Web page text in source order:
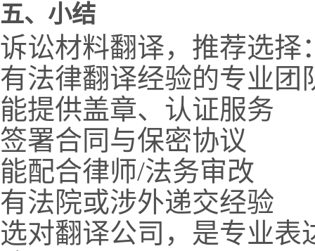
五、小结
诉讼材料翻译，推荐选择
有法律翻译经验的专业团
能提供盖章、认证服务
签署合同与保密协议
能配合律师/法务审改
有法院或涉外递交经验
选对翻译公司，是专业